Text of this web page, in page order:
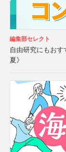
編集部セレクト
自由研究にもお
夏》